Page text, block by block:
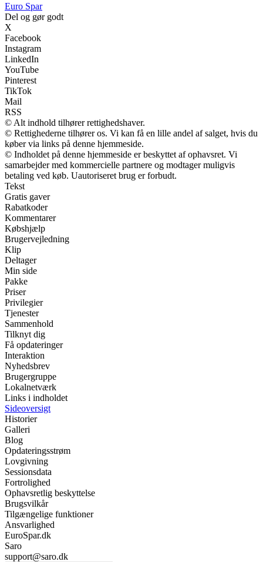
Euro Spar
Del og gør godt
X
Facebook
Instagram
LinkedIn
YouTube
Pinterest
TikTok
Mail
RSS
© Alt indhold tilhører rettighedshaver.
© Rettighederne tilhører os. Vi kan få en lille andel af salget, hvis du
køber via links på denne hjemmeside.
© Indholdet på denne hjemmeside er beskyttet af ophavsret. Vi
samarbejder med kommercielle partnere og modtager muligvis
betaling ved køb. Uautoriseret brug er forbudt.
Tekst
Gratis gaver
Rabatkoder
Kommentarer
Købshjælp
Brugervejledning
Klip
Deltager
Min side
Pakke
Priser
Privilegier
Tjenester
Sammenhold
Tilknyt dig
Få opdateringer
Interaktion
Nyhedsbrev
Brugergruppe
Lokalnetværk
Links i indholdet
Sideoversigt
Historier
Galleri
Blog
Opdateringsstrøm
Lovgivning
Sessionsdata
Fortrolighed
Ophavsretlig beskyttelse
Brugsvilkår
Tilgængelige funktioner
Ansvarlighed
EuroSpar.dk
Saro
support@saro.dk